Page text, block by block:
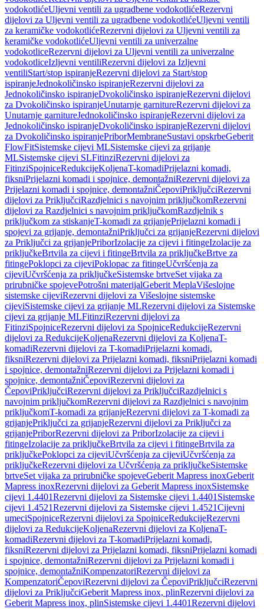
vodokotlićeUljevni ventili za ugradbene vodokotlićeRezervni
dijelovi za Uljevni ventili za ugradbene vodokotlićeUljevni ventili
za keramičke vodokotlićeRezervni dijelovi za Uljevni ventili za
keramičke vodokotlićeUljevni ventili za univerzalne
vodokotliceRezervni dijelovi za Uljevni ventili za univerzalne
vodokotliceIzljevni ventiliRezervni dijelovi za Izljevni
ventiliStart/stop ispiranjeRezervni dijelovi za Start/stop
ispiranjeJednokoličinsko ispiranjeRezervni dijelovi za
Jednokoličinsko ispiranjeDvokoličinsko ispiranjeRezervni dijelovi
za Dvokoličinsko ispiranjeUnutarnje garnitureRezervni dijelovi za
Unutarnje garnitureJednokoličinsko ispiranjeRezervni dijelovi za
Jednokoličinsko ispiranjeDvokoličinsko ispiranjeRezervni dijelovi
za Dvokoličinsko ispiranjePriborMembraneSustavi opskrbeGeberit
FlowFitSistemske cijevi MLSistemske cijevi za grijanje
MLSistemske cijevi SLFitinziRezervni dijelovi za
FitinziSpojniceRedukcijeKoljenaT-komadiPrijelazni komadi,
fiksniPrijelazni komadi i spojnice, demontažniRezervni dijelovi za
Prijelazni komadi i spojnice, demontažniČepoviPriključciRezervni
dijelovi za PriključciRazdjelnici s navojnim priključkomRezervni
dijelovi za Razdjelnici s navojnim priključkomRazdjelnik s
priključkom za stiskanjeT-komadi za grijanjePrijelazni komadi i
spojevi za grijanje, demontažniPriključci za grijanjeRezervni dijelovi
za Priključci za grijanjePriborIzolacije za cijevi i fitingeIzolacije za
priključkeBrtvila za cijevi i fitingeBrtvila za priključkeBrtve za
fitingePoklopci za cijeviPoklopac za fitingeUčvršćenja za
cijeviUčvršćenja za priključkeSistemske brtveSet vijaka za
prirubničke spojevePotrošni materijalGeberit MeplaVišeslojne
sistemske cijeviRezervni dijelovi za Višeslojne sistemske
cijeviSistemske cijevi za grijanje MLRezervni dijelovi za Sistemske
cijevi za grijanje MLFitinziRezervni dijelovi za
FitinziSpojniceRezervni dijelovi za SpojniceRedukcijeRezervni
dijelovi za RedukcijeKoljenaRezervni dijelovi za KoljenaT-
komadiRezervni dijelovi za T-komadiPrijelazni komadi,
fiksniRezervni dijelovi za Prijelazni komadi, fiksniPrijelazni komadi
i spojnice, demontažniRezervni dijelovi za Prijelazni komadi i
spojnice, demontažniČepoviRezervni dijelovi za
ČepoviPriključciRezervni dijelovi za PriključciRazdjelnici s
navojnim priključkomRezervni dijelovi za Razdjelnici s navojnim
priključkomT-komadi za grijanjeRezervni dijelovi za T-komadi za
grijanjePriključci za grijanjeRezervni dijelovi za Priključci za
grijanjePriborRezervni dijelovi za PriborIzolacije za cijevi i
fitingeIzolacije za priključkeBrtvila za cijevi i fitingeBrtvila za
priključkePoklopci za cijeviUčvršćenja za cijeviUčvršćenja za
priključkeRezervni dijelovi za Učvršćenja za priključkeSistemske
brtveSet vijaka za prirubničke spojeveGeberit Mapress inoxGeberit
Mapress inoxRezervni dijelovi za Geberit Mapress inoxSistemske
cijevi 1.4401Rezervni dijelovi za Sistemske cijevi 1.4401 Sistemske
cijevi 1.4521Rezervni dijelovi za Sistemske cijevi 1.4521Cijevni
umeciSpojniceRezervni dijelovi za SpojniceRedukcijeRezervni
dijelovi za RedukcijeKoljenaRezervni dijelovi za KoljenaT-
komadiRezervni dijelovi za T-komadiPrijelazni komadi,
fiksniRezervni dijelovi za Prijelazni komadi, fiksniPrijelazni komadi
i spojnice, demontažniRezervni dijelovi za Prijelazni komadi i
spojnice, demontažniKompenzatoriRezervni dijelovi za
KompenzatoriČepoviRezervni dijelovi za ČepoviPriključciRezervni
dijelovi za PriključciGeberit Mapress inox, plinRezervni dijelovi za
Geberit Mapress inox, plinSistemske cijevi 1.4401Rezervni dijelovi